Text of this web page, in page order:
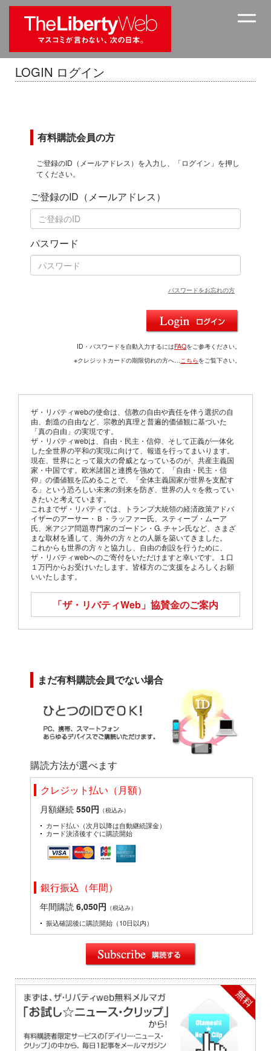
LOGIN ログイン
有料購読会員の方
ご登録のID（メールアドレス）を入力し、「ログイン」を押し
てください。
ご登録のID（メールアドレス）
パスワード
パスワードをお忘れの方
ID・パスワードを自動入力するにはFAQをご参考ください。
※クレジットカードの期限切れの方へ…こちらをご覧下さい。
ザ・リバティwebの使命は、信教の自由や責任を伴う選択の自
由、創造の自由など、宗教的真理と普遍的価値観に基づいた
「真の自由」の実現です。
ザ・リバティwebは、自由・民主・信仰、そして正義が一体化
した全世界の平和の実現に向けて、報道を行ってまいります。
現在、世界にとって最大の脅威となっているのが、共産主義国
家・中国です。欧米諸国と連携を強めて、「自由・民主・信
仰」の価値観を広めることで、「全体主義国家が世界を支配す
る」という恐ろしい未来の到来を防ぎ、世界の人々を救ってい
きたいと考えています。
これまでザ・リバティでは、トランプ大統領の経済政策アドバ
イザーのアーサー・Ｂ・ラッファー氏、スティーブ・ムーア
氏、米アジア問題専門家のゴードン・G. チャン氏など、さまざ
まな取材を通して、海外の方々との人脈を築いてきました。
これからも世界の方々と協力し、自由の創設を行うために、
ザ・リバティwebへのご寄付をいただけますと幸いです。１口
１万円からお受けいたします。皆様方のご支援をよろしくお願
いいたします。
「ザ・リバティWeb」 協賛金のご案内
まだ有料購読会員でない場合
購読方法が選べます
クレジット払い（月額）
月額継続 550円 （税込み）
カード払い（次月以降は自動継続課金）
カード決済後すぐに購読開始
銀行振込（年間）
年間購読 6,050円 （税込み）
振込確認後に購読開始（10日以内）